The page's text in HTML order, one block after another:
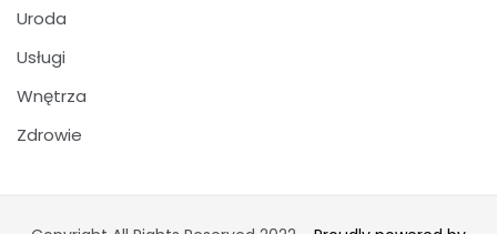
Uroda
Usługi
Wnętrza
Zdrowie